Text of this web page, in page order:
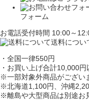
フォーム
お電話受付時間 10:00～
送料につい
・全国一律550円
・お買い上げ合計10,000円
※一部対象外商品がござい
※北海道1,100円
、沖縄
※離島や大型商品は別途お